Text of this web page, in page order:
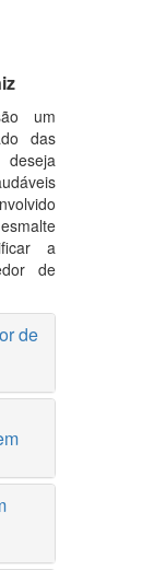
um
das
a
de
de